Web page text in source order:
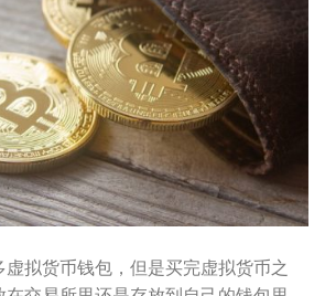
拟货币钱包，但是买完虚拟货币之